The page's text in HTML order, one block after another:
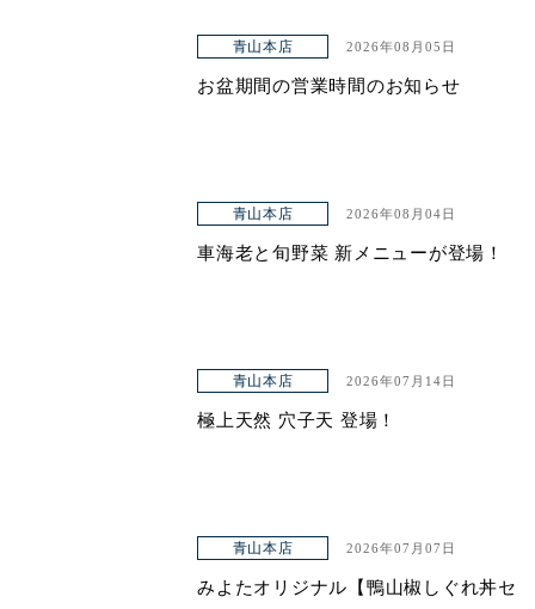
青山本店 2026年08月05日
お盆期間の営業時間のお知らせ
青山本店 2026年08月04日
車海老と旬野菜 新メニューが登場！
青山本店 2026年07月14日
極上天然 穴子天 登場！
青山本店 2026年07月07日
みよたオリジナル【鴨山椒しぐれ丼セ